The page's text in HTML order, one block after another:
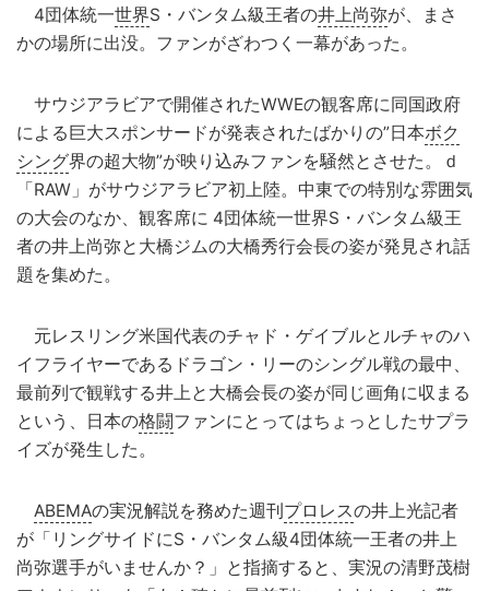
4団体統一世界S・バンタム級王者の井上尚弥が、まさ
かの場所に出没。ファンがざわつく一幕があった。
サウジアラビアで開催されたWWEの観客席に同国政府
による巨大スポンサードが発表されたばかりの”日本ボク
シング界の超大物”が映り込みファンを騒然とさせた。ｄ
「RAW」がサウジアラビア初上陸。中東での特別な雰囲気
の大会のなか、観客席に 4団体統一世界S・バンタム級王
者の井上尚弥と大橋ジムの大橋秀行会長の姿が発見され話
題を集めた。
元レスリング米国代表のチャド・ゲイブルとルチャのハ
イフライヤーであるドラゴン・リーのシングル戦の最中、
最前列で観戦する井上と大橋会長の姿が同じ画角に収まる
という、日本の格闘ファンにとってはちょっとしたサプラ
イズが発生した。
ABEMAの実況解説を務めた週刊 プロレスの井上光記者
が「リングサイドにS・バンタム級4団体統一王者の井上
尚弥選手がいませんか？」と指摘すると、実況の清野茂樹